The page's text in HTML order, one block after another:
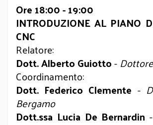
Ore 18:00 - 19:00
INTRODUZIONE AL PIANO
CNC
Relatore:
Dott. Alberto Guiotto-
Coordinamento:
Dott. Federico Clemente -
Bergamo
Dott.ssa Lucia De Bernardin -